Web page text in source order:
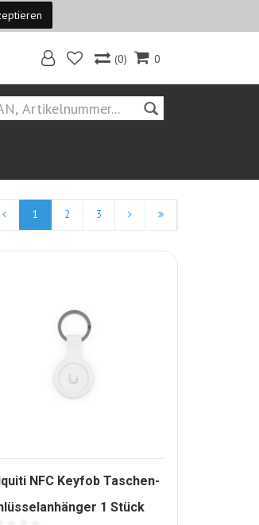
0
(0)
1 2 3
NFC Keyfob Taschen-
1 Stück1564945-